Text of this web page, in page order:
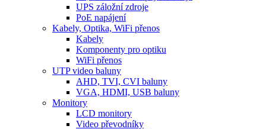
UPS záložní zdroje
PoE napájení
Kabely, Optika, WiFi přenos
Kabely
Komponenty pro optiku
WiFi přenos
UTP video baluny
AHD, TVI, CVI baluny
VGA, HDMI, USB baluny
Monitory
LCD monitory
Video převodníky